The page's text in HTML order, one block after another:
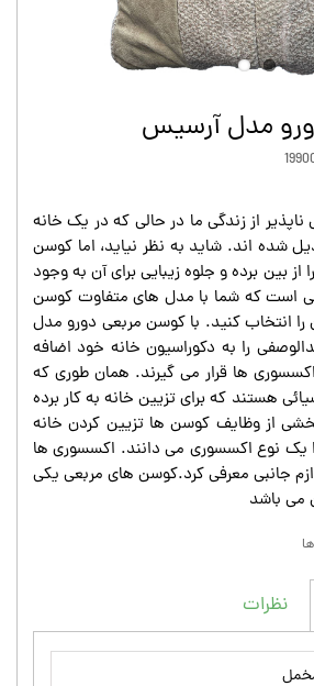
مدل آرسیس
از زندگی ما در حالی که در یک خانه
شده‌ اند. شاید به نظر نیاید، اما کوسن‌
بین برده و جلوه زیبایی برای آن به وجود
است که شما با مدل‌ های متفاوت کوسن
را انتخاب کنید. با کوسن مربعی دورو مدل
را به دکوراسیون خانه خود اضافه
ها قرار می‌ گیرند. همان‌ طوری که
هستند که برای تزیین خانه به کار برده
از وظایف کوسن‌ ها تزیین کردن خانه
یک نوع اکسسوری می‌ دانند. اکسسوری ها
جانبی معرفی کرد.کوسن های مربعی یکی
می باشد
نظرات